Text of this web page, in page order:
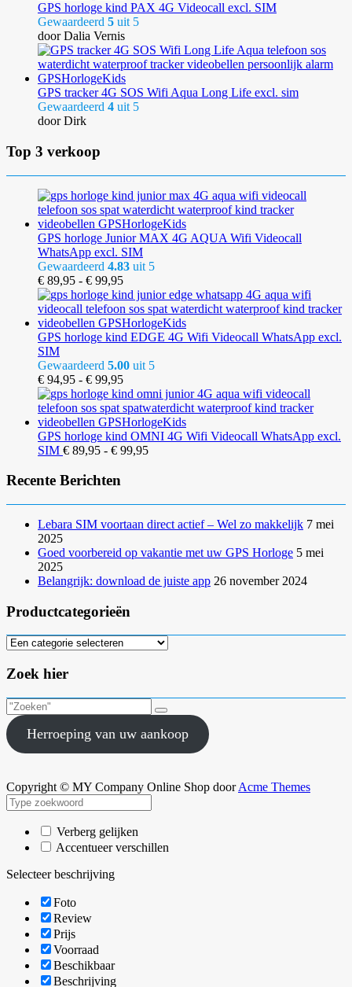
GPS horloge kind PAX 4G Videocall excl. SIM
Gewaardeerd 5 uit 5
door Dalia Vernis
GPS tracker 4G SOS Wifi Aqua Long Life excl. sim
Gewaardeerd 4 uit 5
door Dirk
Top 3 verkoop
GPS horloge Junior MAX 4G AQUA Wifi Videocall
WhatsApp excl. SIM
Gewaardeerd 4.83 uit 5
€ 89,95 - € 99,95Prijsklasse:
€ 89,95
tot
€ 99,95
GPS horloge kind EDGE 4G Wifi Videocall WhatsApp excl.
SIM
Gewaardeerd 5.00 uit 5
€ 94,95 - € 99,95Prijsklasse:
€ 94,95
tot
€ 99,95
GPS horloge kind OMNI 4G Wifi Videocall WhatsApp excl.
SIM € 89,95 - € 99,95Prijsklasse:
Recente Berichten
Lebara SIM voortaan direct actief – Wel zo makkelijk 7 mei
2025
Goed voorbereid op vakantie met uw GPS Horloge 5 mei
2025
Belangrijk: download de juiste app 26 november 2024
Productcategorieën
Zoek hier
Herroeping van uw aankoop
Copyright © MY Company Online Shop doorAcme Themes
Verberg gelijken
Accentueer verschillen
Selecteer beschrijving
Foto
Review
Prijs
Voorraad
Beschikbaar
Beschrijving